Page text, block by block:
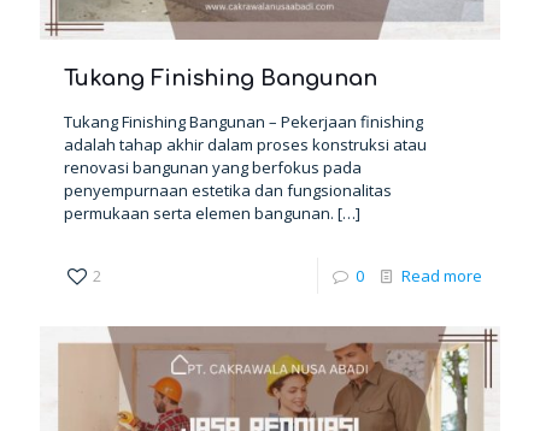
Tukang Finishing Bangunan
Tukang Finishing Bangunan – Pekerjaan finishing
adalah tahap akhir dalam proses konstruksi atau
renovasi bangunan yang berfokus pada
penyempurnaan estetika dan fungsionalitas
permukaan serta elemen bangunan. […]
2 0 Read more